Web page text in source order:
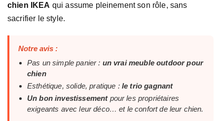
chien IKEA qui assume pleinement son rôle, sans
sacrifier le style.
Notre avis :
Pas un simple panier : un vrai meuble outdoor pour
chien
Esthétique, solide, pratique : le trio gagnant
Un bon investissementpour les propriétaires
exigeants avec leur déco… et le confort de leur chien.